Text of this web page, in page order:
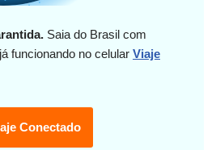
Saia do Brasil com
funcionando no celular Viaje
Conectado